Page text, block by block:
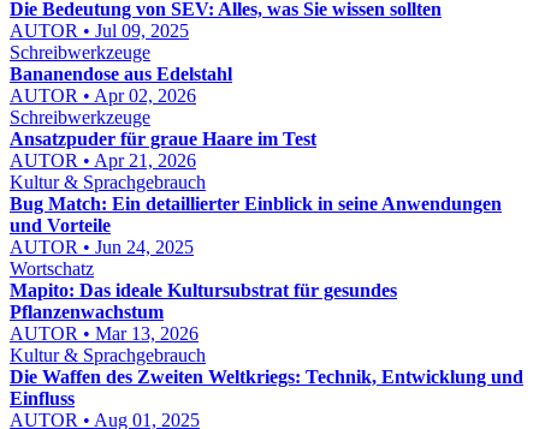
Die Bedeutung von SEV: Alles, was Sie wissen sollten
AUTOR • Jul 09, 2025
Schreibwerkzeuge
Bananendose aus Edelstahl
AUTOR • Apr 02, 2026
Schreibwerkzeuge
Ansatzpuder für graue Haare im Test
AUTOR • Apr 21, 2026
Kultur & Sprachgebrauch
Bug Match: Ein detaillierter Einblick in seine Anwendungen
und Vorteile
AUTOR • Jun 24, 2025
Wortschatz
Mapito: Das ideale Kultursubstrat für gesundes
Pflanzenwachstum
AUTOR • Mar 13, 2026
Kultur & Sprachgebrauch
Die Waffen des Zweiten Weltkriegs: Technik, Entwicklung und
Einfluss
AUTOR • Aug 01, 2025